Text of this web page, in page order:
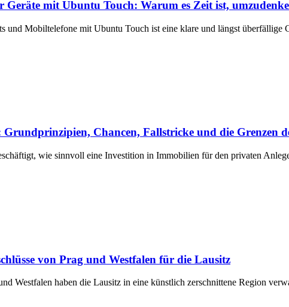
Geräte mit Ubuntu Touch: Warum es Zeit ist,
und Mobiltelefone mit Ubuntu Touch ist eine klare und längst überfällige
Chancen, Fallstricke und die Grenzen
wie sinnvoll eine Investition in Immobilien für den privaten
von Prag und Westfalen für die Lausitz
Westfalen haben die Lausitz in eine künstlich zerschnittene Region